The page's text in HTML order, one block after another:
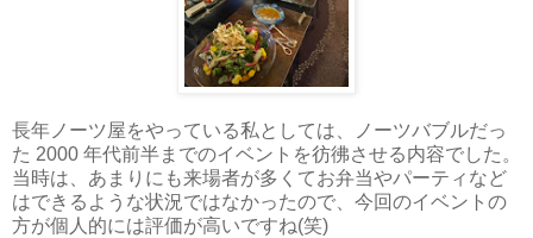
長年ノーツ屋をやっている私としては、ノーツバブルだっ
た 2000 年代前半までのイベントを彷彿させる内容でした。
当時は、あまりにも来場者が多くてお弁当やパーティなど
はできるような状況ではなかったので、今回のイベントの
方が個人的には評価が高いですね(笑)